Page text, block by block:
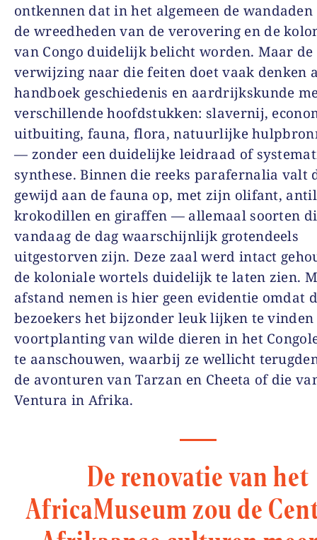
ontkennen dat in het algemeen de wandaden
de wreedheden van de verovering en de
van Congo duidelijk belicht worden. Maar de
verwijzing naar die feiten doet vaak denken
handboek geschiedenis en aardrijkskunde
verschillende hoofdstukken: slavernij,
uitbuiting, fauna, flora, natuurlijke
— zonder een duidelijke leidraad of
synthese. Binnen die reeks parafernalia valt
gewijd aan de fauna op, met zijn olifant,
krokodillen en giraffen — allemaal soorten
vandaag de dag waarschijnlijk grotendeels
uitgestorven zijn. Deze zaal werd intact
de koloniale wortels duidelijk te laten zien.
afstand nemen is hier geen evidentie omdat
bezoekers het bijzonder leuk lijken te vinden
voortplanting van wilde dieren in het
te aanschouwen, waarbij ze wellicht
de avonturen van Tarzan en Cheeta of die
Ventura in Afrika.
De renovatie van het
AfricaMuseum zou de